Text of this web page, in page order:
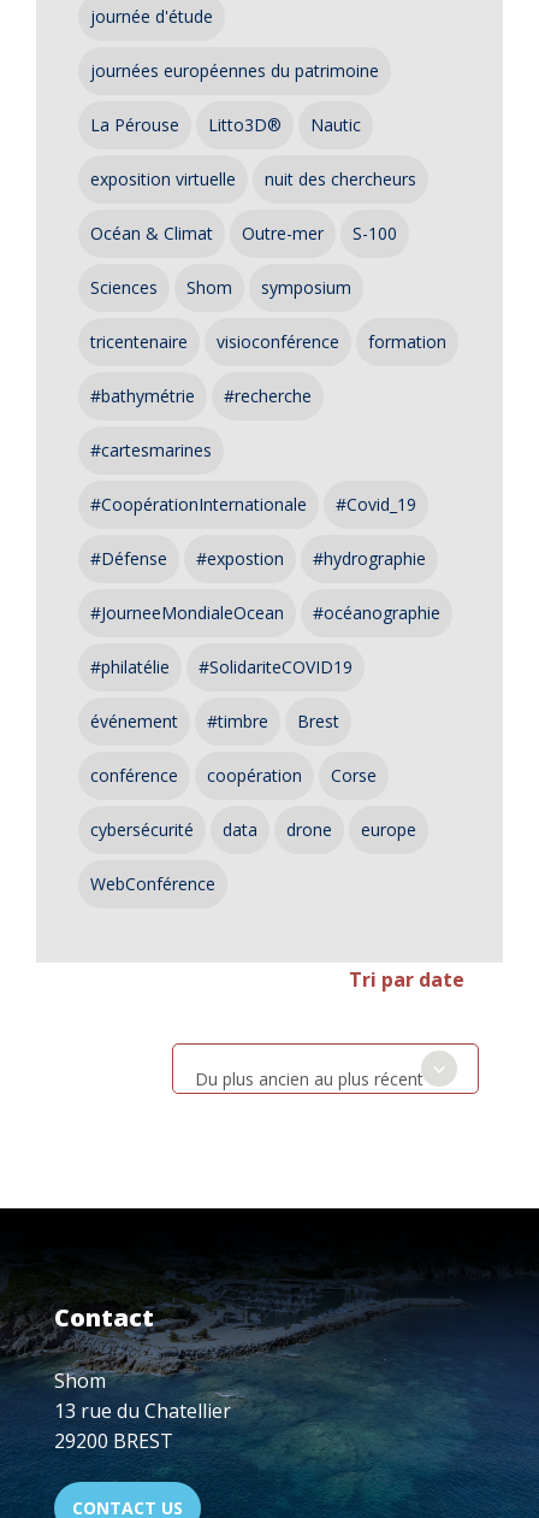
journée d'étude
journées européennes du patrimoine
La Pérouse Litto3D® Nautic
exposition virtuelle nuit des chercheurs
Océan & Climat Outre-mer S-100
Sciences Shom symposium
tricentenaire visioconférence formation
#bathymétrie #recherche
#cartesmarines
#CoopérationInternationale #Covid_19
#Défense #expostion #hydrographie
#JourneeMondialeOcean #océanographie
#philatélie #SolidariteCOVID19
événement #timbre Brest
conférence coopération Corse
cybersécurité data drone europe
WebConférence
Tri par date
Du plus ancien au plus récent
Contact
Shom
13 rue du Chatellier
29200 BREST
CONTACT US